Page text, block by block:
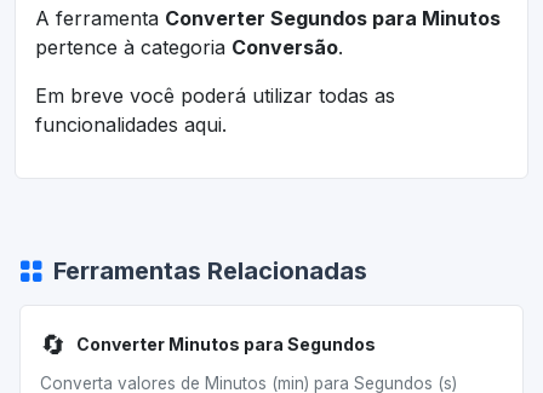
A ferramenta Converter Segundos para Minutos
pertence à categoria Conversão.
Em breve você poderá utilizar todas as
funcionalidades aqui.
Ferramentas Relacionadas
🔄 Converter Minutos para Segundos
Converta valores de Minutos (min) para Segundos (s)